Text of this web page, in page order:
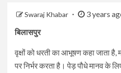
Swaraj Khabar 3 years
बिलासपुर
वृक्षों को धरती का आभूषण कहा जाता है,
पर निर्भर करता है। पेड़ पौधे मानव के